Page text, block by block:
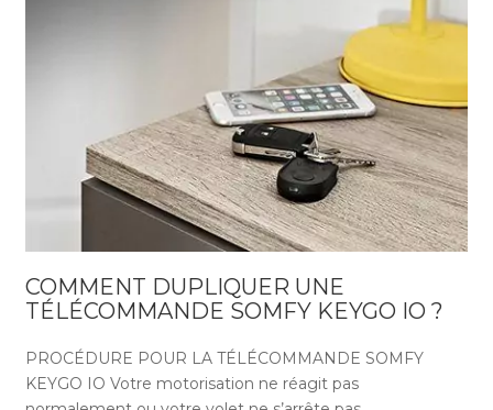
COMMENT DUPLIQUER UNE
TÉLÉCOMMANDE SOMFY KEYGO IO ?
PROCÉDURE POUR LA TÉLÉCOMMANDE SOMFY
KEYGO IO Votre motorisation ne réagit pas